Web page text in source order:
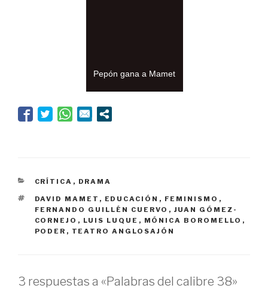
Pepón gana a Mamet
CATEGORÍAS
CRÍTICA , DRAMA
ETIQUETAS
DAVID MAMET , EDUCACIÓN , FEMINISMO ,
FERNANDO GUILLÉN CUERVO , JUAN GÓMEZ-
CORNEJO , LUIS LUQUE , MÓNICA BOROMELLO ,
PODER , TEATRO ANGLOSAJÓN
3 respuestas a «Palabras del calibre 38»